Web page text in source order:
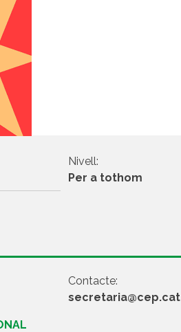
Nivell:
Per a tothom
Contacte:
secretaria@cep.cat